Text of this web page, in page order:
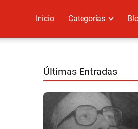
Inicio Categorías
Últimas Entradas